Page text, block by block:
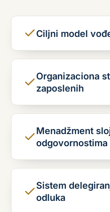
Ciljni model
Organizaciona
zaposlenih
Menadžment
odgovornostima
Sistem
odluka